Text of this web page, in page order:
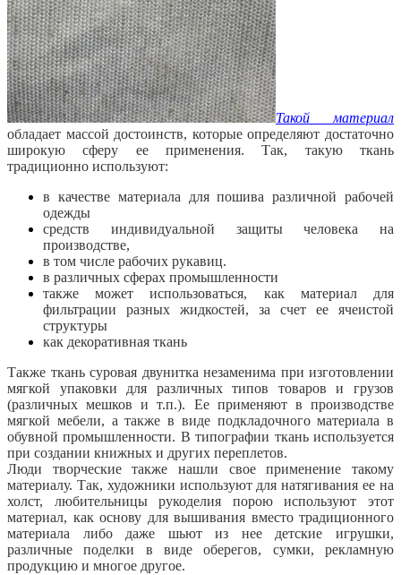
Такой материал
обладает массой достоинств, которые определяют достаточно
широкую сферу ее применения. Так, такую ткань
традиционно используют:
в качестве материала для пошива различной рабочей
одежды
средств индивидуальной защиты человека на
производстве,
в том числе рабочих рукавиц.
в различных сферах промышленности
также может использоваться, как материал для
фильтрации разных жидкостей, за счет ее ячеистой
структуры
как декоративная ткань
Также ткань суровая двунитка незаменима при изготовлении
мягкой упаковки для различных типов товаров и грузов
(различных мешков и т.п.). Ее применяют в производстве
мягкой мебели, а также в виде подкладочного материала в
обувной промышленности. В типографии ткань используется
при создании книжных и других переплетов.
Люди творческие также нашли свое применение такому
материалу. Так, художники используют для натягивания ее на
холст, любительницы рукоделия порою используют этот
материал, как основу для вышивания вместо традиционного
материала либо даже шьют из нее детские игрушки,
различные поделки в виде оберегов, сумки, рекламную
продукцию и многое другое.